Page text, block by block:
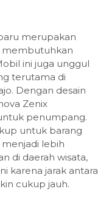
merupakan
membutuhkan
ini juga unggul
terutama di
Dengan desain
Zenix
penumpang.
untuk barang
lebih
di daerah wisata,
karena jarak antara
cukup jauh.